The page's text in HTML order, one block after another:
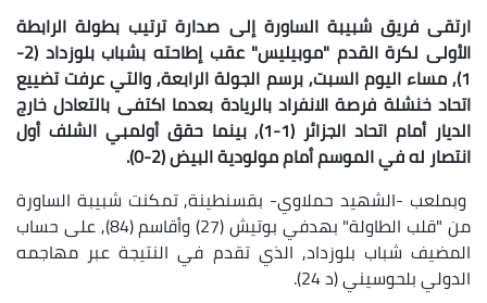
ارتقى فريق شبيبة الساورة إلى صدارة ترتيب بطولة الرابطة
الأولى لكرة القدم "موبيليس" عقب إطاحته بشباب بلوزداد (2-
1), مساء اليوم السبت, برسم الجولة الرابعة, والتي عرفت تضييع
اتحاد خنشلة فرصة الانفراد بالريادة بعدما اكتفى بالتعادل خارج
الديار أمام اتحاد الجزائر (1-1), بينما حقق أولمبي الشلف أول
انتصار له في الموسم أمام مولودية البيض (2-0).
وبملعب -الشهيد حملاوي- بقسنطينة, تمكنت شبيبة الساورة
من "قلب الطاولة" بهدفي بوتيش (27) وأقاسم (84), على حساب
المضيف شباب بلوزداد, الذي تقدم في النتيجة عبر مهاجمه
الدولي بلحوسيني (د 24).